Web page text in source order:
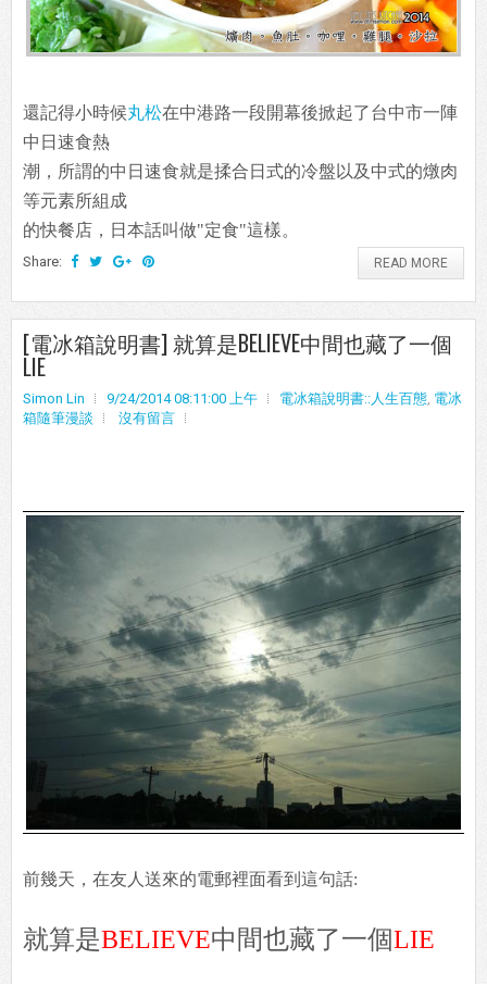
還記得小時候丸松在中港路一段開幕後掀起了台中市一陣
中日速食熱
潮，所謂的中日速食就是揉合日式的冷盤以及中式的燉肉
等元素所組成
的快餐店，日本話叫做"定食"這樣。
Share: READ MORE
[電冰箱說明書] 就算是BELIEVE中間也藏了一個
LIE
Simon Lin 9/24/2014 08:11:00 上午 電冰箱說明書::人生百態, 電冰
箱隨筆漫談
沒有留言
前幾天，在友人送來的電郵裡面看到這句話:
就算是BELIEVE中間也藏了一個LIE